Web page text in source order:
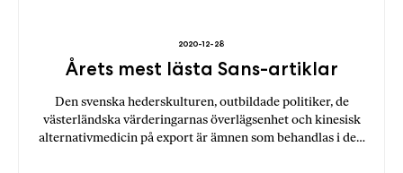
k
e
2020-12-28
Årets mest lästa Sans-artiklar
Den svenska hederskulturen, outbildade politiker, de
västerländska värderingarnas överlägsenhet och kinesisk
alternativmedicin på export är ämnen som behandlas i de…